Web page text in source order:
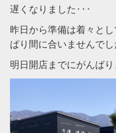
遅くなりました･･･
昨日から準備は着々と
ぱり間に合いませんでし
明日開店までにがんばり